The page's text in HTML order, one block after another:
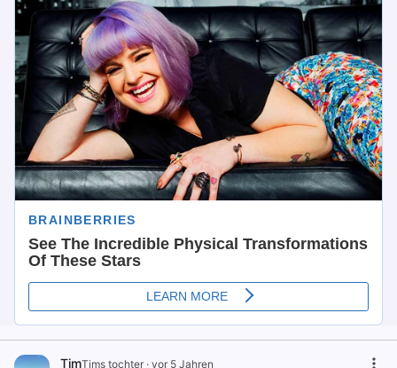
TimTims tochter · vor 5 Jahren